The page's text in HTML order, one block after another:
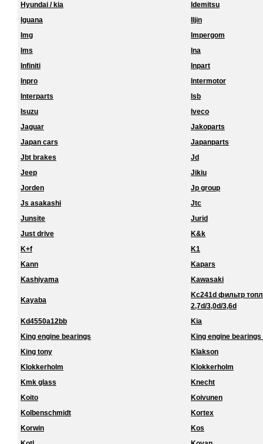
Hyundai / kia
Idemitsu
Iguana
Iljin
Img
Impergom
Ims
Ina
Infiniti
Inpart
Inpro
Intermotor
Interparts
Isb
Isuzu
Iveco
Jaguar
Jakoparts
Japan cars
Japanparts
Jbt brakes
Jd
Jeep
Jikiu
Jorden
Jp group
Js asakashi
Jtc
Junsite
Jurid
Just drive
K&k
K+f
K1
Kann
Kapars
Kashiyama
Kawasaki
Kayaba
Kc241d фильтр
2,7d/3,0d/3,6d
Kd4550a12bb
Kia
King engine bearings
King engine bearings
King tony
Klakson
Klokkerholm
Klokkerholm
Kmk glass
Knecht
Koito
Koivunen
Kolbenschmidt
Kortex
Korwin
Kos